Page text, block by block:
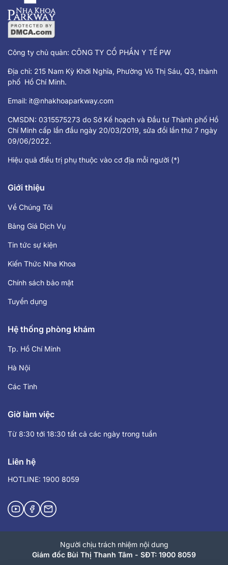
Công ty chủ quản: CÔNG TY CỔ PHẦN Y TẾ PW
Địa chỉ: 215 Nam Kỳ Khởi Nghĩa, Phường Võ Thị Sáu, Q3, thành
phố Hồ Chí Minh.
Email: it@nhakhoaparkway.com
CMSDN: 0315575273 do Sở Kế hoạch và Đầu tư Thành phố Hồ
Chí Minh cấp lần đầu ngày 20/03/2019, sửa đổi lần thứ 7 ngày
09/06/2022.
Hiệu quả điều trị phụ thuộc vào cơ địa mỗi người (*)
Giới thiệu
Về Chúng Tôi
Bảng Giá Dịch Vụ
Tin tức sự kiện
Kiến Thức Nha Khoa
Chính sách bảo mật
Tuyển dụng
Hệ thống phòng khám
Tp. Hồ Chí Minh
Hà Nội
Các Tỉnh
Giờ làm việc
Từ 8:30 tới 18:30 tất cả các ngày trong tuần
Liên hệ
HOTLINE: 1900 8059
Người chịu trách nhiệm nội dung
Giám đốc Bùi Thị Thanh Tâm - SĐT: 1900 8059